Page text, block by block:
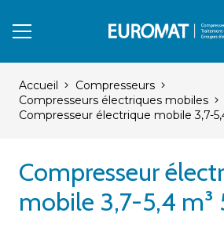
Accueil
Compresseurs
Compresseurs électriques mobiles
Compresseur électrique mobile 3,7-
Compresseur
mobile 3,7-5,4 m³